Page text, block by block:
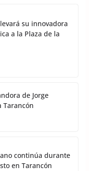
su innovadora
a la Plaza de la
de Jorge
Tarancón
continúa durante
en Tarancón